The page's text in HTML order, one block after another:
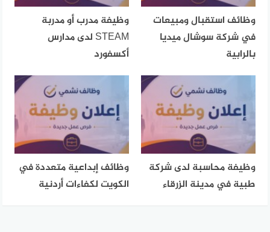
وظائف استقبال ومبيعات
في شركة سوشال ميديا
بالرابية
وظيفة مدرب أو مدربة
STEAM لدى مدارس
أكسفورد
وظيفة محاسبة لدى شركة
طبية في مدينة الزرقاء
وظائف إبداعية متعددة في
الكويت لكفاءات أردنية